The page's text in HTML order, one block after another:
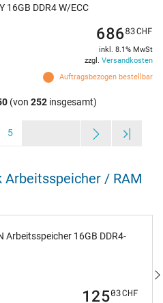
16GB DDR4 W/ECC
Auftragsbezogen bestellbar
68683CHF
inkl. 8.1% MwSt
zzgl. Versandkosten
(von 252 insgesamt)
5
Arbeitsspeicher / RAM
Arbeitsspeicher 16GB DDR4-
12503CHF